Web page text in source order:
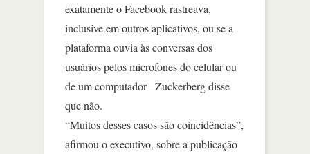
exatamente o Facebook rastreava,
inclusive em outros aplicativos, ou se a
plataforma ouvia às conversas dos
usuários pelos microfones do celular ou
de um computador –Zuckerberg disse
que não.
“Muitos desses casos são coincidências”,
afirmou o executivo, sobre a publicação